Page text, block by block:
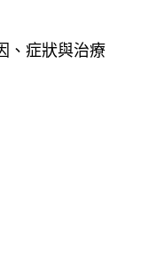
、症狀與治療